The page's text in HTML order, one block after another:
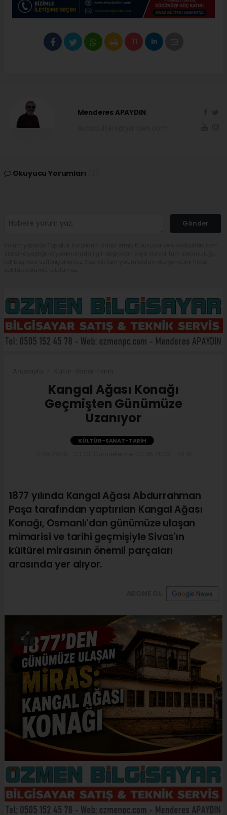
Menderes APAYDIN
Okuyucu Yorumları
Gönder
Kangal Ağası Konağı
Geçmişten Günümüze
Uzanıyor
KÜLTÜR-SANAT-TARIH
1877 yılında Kangal Ağası Abdurrahman
Paşa tarafından yaptırılan Kangal Ağası
Konağı, Osmanlı'dan günümüze ulaşan
mimarisi ve tarihi geçmişiyle Sivas'ın
kültürel mirasının önemli parçaları
arasında yer alıyor.